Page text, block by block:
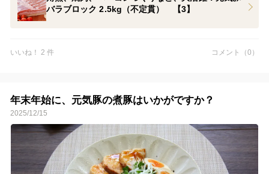
しました！バラブロック 2.5kg（不定貫） 【3】
いいね！ 2 件 コメント（0）
年末年始に、元気豚の煮豚はいかがですか？
2025/12/15